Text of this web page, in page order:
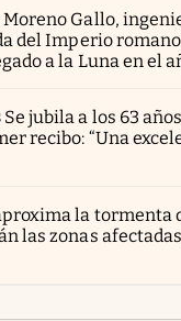
Moreno Gallo,
del Imperio
a la Luna en el
Se jubila a los 63
recibo: “Una
la tormenta
las zonas